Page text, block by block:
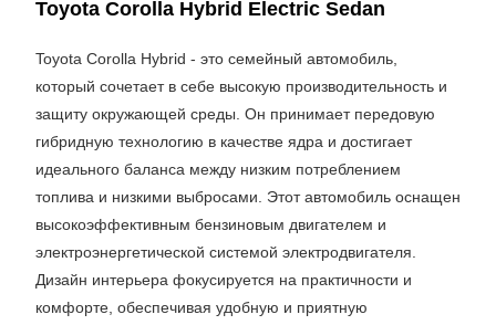
Toyota Corolla Hybrid Electric Sedan
Toyota Corolla Hybrid - это семейный автомобиль,
который сочетает в себе высокую производительность и
защиту окружающей среды. Он принимает передовую
гибридную технологию в качестве ядра и достигает
идеального баланса между низким потреблением
топлива и низкими выбросами. Этот автомобиль оснащен
высокоэффективным бензиновым двигателем и
электроэнергетической системой электродвигателя.
Дизайн интерьера фокусируется на практичности и
комфорте, обеспечивая удобную и приятную